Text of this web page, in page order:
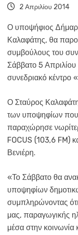
2 Απριλίου 2014
Ο υποψήφιος
Καλαφάτης, θα
συμβούλους του
Σάββατο 5
συνεδριακό κέντρο
Ο Σταύρος
των υποψηφίων που
παραχώρησε
FOCUS (103,6 FM)
Βενιέρη.
«Το Σάββατο θα
υποψηφίων
συμπληρώνοντας
μας, παραγωγικής
μέσα στην κοινωνία